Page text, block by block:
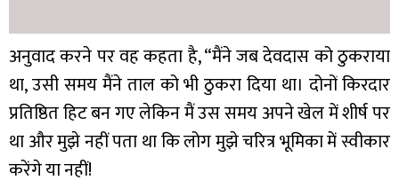
अनुवाद करने पर वह कहता है, “मैंने जब देवदास को ठुकराया
था, उसी समय मैंने ताल को भी ठुकरा दिया था। दोनों किरदार
प्रतिष्ठित हिट बन गए लेकिन मैं उस समय अपने खेल में शीर्ष पर
था और मुझे नहीं पता था कि लोग मुझे चरित्र भूमिका में स्वीकार
करेंगे या नहीं!